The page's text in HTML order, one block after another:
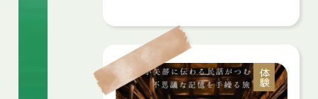
体験